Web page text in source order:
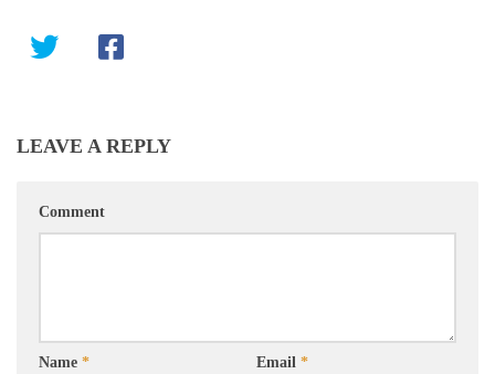
LEAVE A REPLY
Comment
Name * Email *